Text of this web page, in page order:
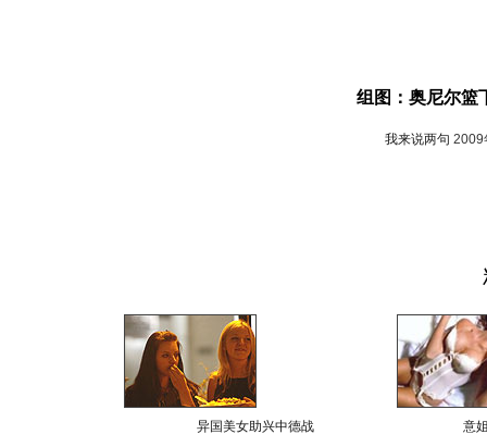
组图：奥尼尔篮
我来说两句 2009
异国美女助兴中德战 意